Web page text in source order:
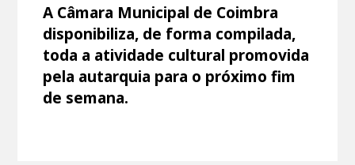
A Câmara Municipal de Coimbra
disponibiliza, de forma compilada,
toda a atividade cultural promovida
pela autarquia para o próximo fim
de semana.